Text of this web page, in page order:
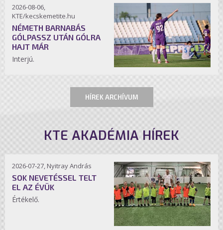
2026-08-06,
KTE/kecskemetite.hu
NÉMETH BARNABÁS
GÓLPASSZ UTÁN GÓLRA
HAJT MÁR
Interjú.
HÍREK ARCHÍVUM
KTE AKADÉMIA HÍREK
2026-07-27, Nyitray András
SOK NEVETÉSSEL TELT
EL AZ ÉVÜK
Értékelő.